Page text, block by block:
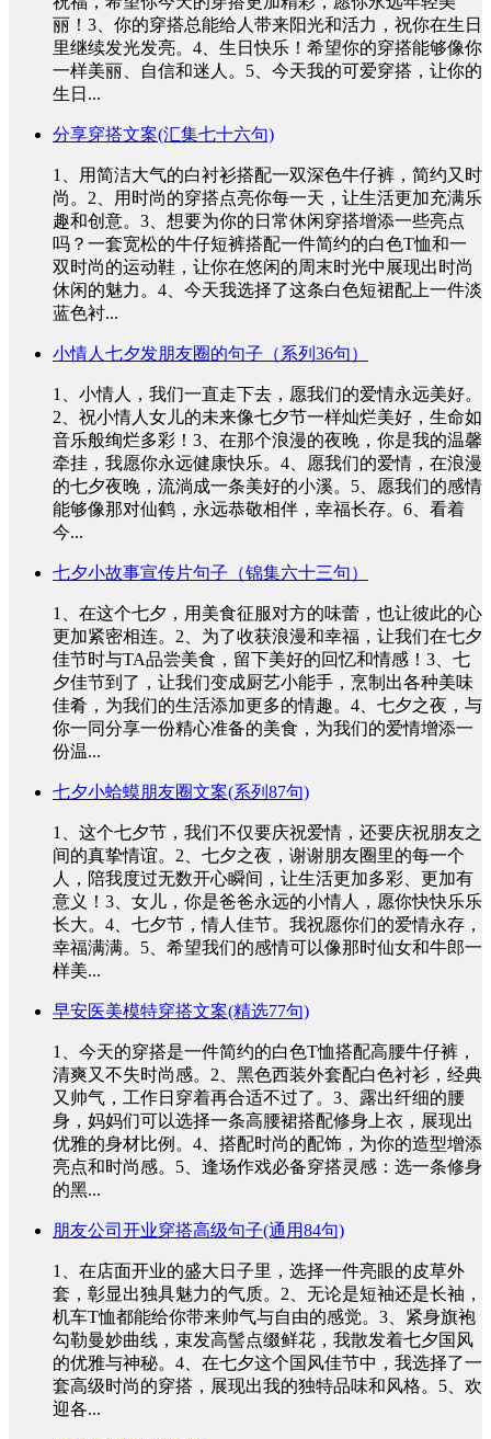
丽！3、你的穿搭总能给人带来阳光和活力，祝你在生日
里继续发光发亮。4、生日快乐！希望你的穿搭能够像你
一样美丽、自信和迷人。5、今天我的可爱穿搭，让你的
生日...
分享穿搭文案(汇集七十六句)
1、用简洁大气的白衬衫搭配一双深色牛仔裤，简约又时
尚。2、用时尚的穿搭点亮你每一天，让生活更加充满乐
趣和创意。3、想要为你的日常休闲穿搭增添一些亮点
吗？一套宽松的牛仔短裤搭配一件简约的白色T恤和一
双时尚的运动鞋，让你在悠闲的周末时光中展现出时尚
休闲的魅力。4、今天我选择了这条白色短裙配上一件淡
蓝色衬...
小情人七夕发朋友圈的句子（系列36句）
1、小情人，我们一直走下去，愿我们的爱情永远美好。
2、祝小情人女儿的未来像七夕节一样灿烂美好，生命如
音乐般绚烂多彩！3、在那个浪漫的夜晚，你是我的温馨
牵挂，我愿你永远健康快乐。4、愿我们的爱情，在浪漫
的七夕夜晚，流淌成一条美好的小溪。5、愿我们的感情
能够像那对仙鹤，永远恭敬相伴，幸福长存。6、看着
今...
七夕小故事宣传片句子（锦集六十三句）
1、在这个七夕，用美食征服对方的味蕾，也让彼此的心
更加紧密相连。2、为了收获浪漫和幸福，让我们在七夕
佳节时与TA品尝美食，留下美好的回忆和情感！3、七
夕佳节到了，让我们变成厨艺小能手，烹制出各种美味
佳肴，为我们的生活添加更多的情趣。4、七夕之夜，与
你一同分享一份精心准备的美食，为我们的爱情增添一
份温...
七夕小蛤蟆朋友圈文案(系列87句)
1、这个七夕节，我们不仅要庆祝爱情，还要庆祝朋友之
间的真挚情谊。2、七夕之夜，谢谢朋友圈里的每一个
人，陪我度过无数开心瞬间，让生活更加多彩、更加有
意义！3、女儿，你是爸爸永远的小情人，愿你快快乐乐
长大。4、七夕节，情人佳节。我祝愿你们的爱情永存，
幸福满满。5、希望我们的感情可以像那时仙女和牛郎一
样美...
早安医美模特穿搭文案(精选77句)
1、今天的穿搭是一件简约的白色T恤搭配高腰牛仔裤，
清爽又不失时尚感。2、黑色西装外套配白色衬衫，经典
又帅气，工作日穿着再合适不过了。3、露出纤细的腰
身，妈妈们可以选择一条高腰裙搭配修身上衣，展现出
优雅的身材比例。4、搭配时尚的配饰，为你的造型增添
亮点和时尚感。5、逢场作戏必备穿搭灵感：选一条修身
的黑...
朋友公司开业穿搭高级句子(通用84句)
1、在店面开业的盛大日子里，选择一件亮眼的皮草外
套，彰显出独具魅力的气质。2、无论是短袖还是长袖，
机车T恤都能给你带来帅气与自由的感觉。3、紧身旗袍
勾勒曼妙曲线，束发高髻点缀鲜花，我散发着七夕国风
的优雅与神秘。4、在七夕这个国风佳节中，我选择了一
套高级时尚的穿搭，展现出我的独特品味和风格。5、欢
迎各...